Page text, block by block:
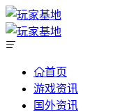
首页
游戏资讯
国外资讯